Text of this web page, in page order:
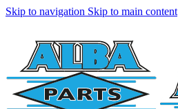
Skip to navigation Skip to main content